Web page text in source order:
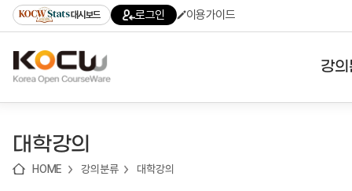
기
기
기
content)
가
대시보드 로그인 이용가이드
강
대학강의
HOME 강의분류 대학강의